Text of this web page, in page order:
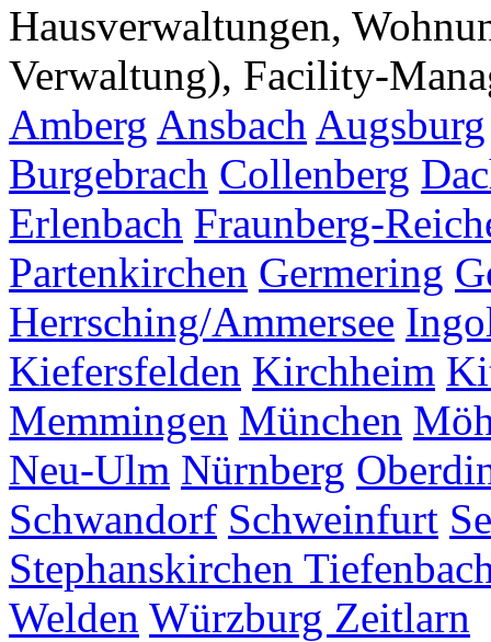
Hausverwaltungen,
Verwaltung), Facility-
Amberg Ansbach Augsburg
Burgebrach Collenberg
Erlenbach Fraunberg-
Partenkirchen Germering
Herrsching/Ammersee
Kiefersfelden Kirchheim
Memmingen München
Neu-Ulm Nürnberg
Schwandorf Schweinfurt
Stephanskirchen
Welden Würzburg Zeitlarn